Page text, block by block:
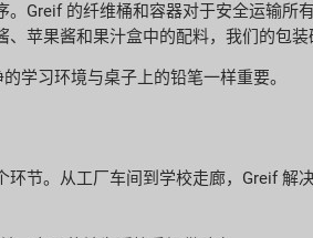
Greif 的纤维桶和容器对于安全运输所
苹果酱和果汁盒中的配料，我们的包装
学习环境与桌子上的铅笔一样重要。
节。从工厂车间到学校走廊，Greif 解